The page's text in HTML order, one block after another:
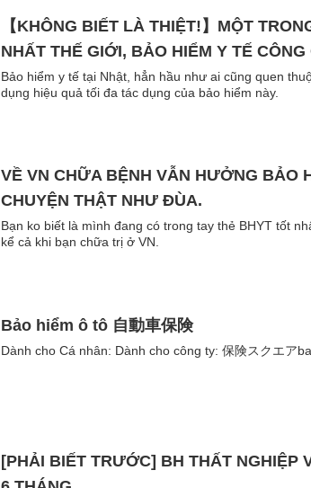
【KHÔNG BIẾT LÀ THIỆT!】MỘT
NHẤT THẾ GIỚI, BẢO HIỂM Y TẾ
Bảo hiểm y tế tại Nhật, hẳn hầu như ai cũng quen
dụng hiệu quả tối đa tác dụng của bảo hiểm này.
VỀ VN CHỮA BỆNH VẪN HƯỞNG BẢO
CHUYỆN THẬT NHƯ ĐÙA.
Bạn ko biết là mình đang có trong tay thẻ BHYT tốt nhất thế giới sao? Có thể
kể cả khi bạn chữa trị ở VN.
Bảo hiểm ô tô 自動車保険
Dành cho Cá nhân: Dành cho công ty: 保険スクエア
[PHẢI BIẾT TRƯỚC] BH THẤT NGHIỆP